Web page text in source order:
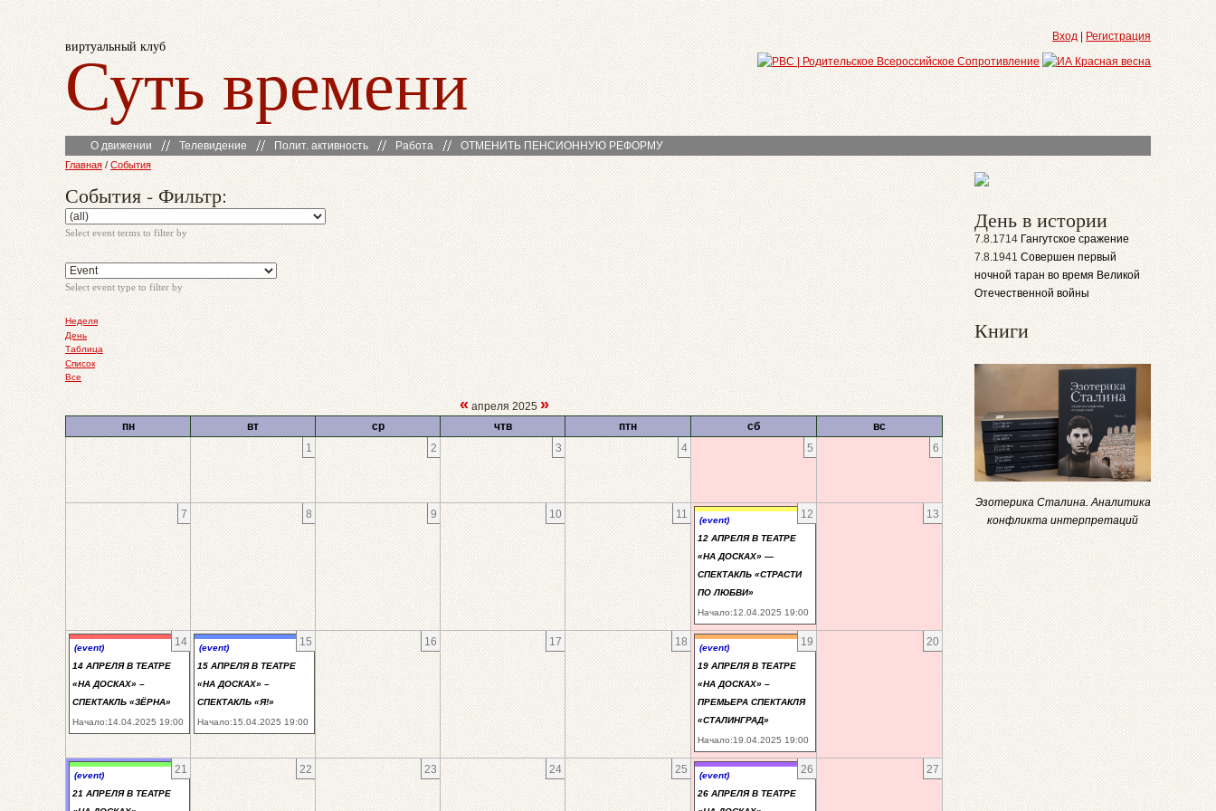
виртуальный клуб
Суть времени
Вход Регистрация
О движении Телевидение Полит. активность Работа ОТМЕНИТЬ ПЕНСИОННУЮ РЕФОРМУ
Главная / События
События - Фильтр:
Select event terms to filter by
Select event type to filter by
Неделя
День
Таблица
Список
Все
«апреля 2025»
пн вт ср чтв птн сб
вс
1
2 3 4 5 6
7 8 9 10 11 12
(event)
12 АПРЕЛЯ В ТЕАТРЕ
«НА ДОСКАХ» —
СПЕКТАКЛЬ «СТРАСТИ
ПО ЛЮБВИ»
Начало:12.04.2025 19:00
13
14
(event)
14 АПРЕЛЯ В ТЕАТРЕ
«НА ДОСКАХ» –
СПЕКТАКЛЬ «ЗЁРНА»
Начало:14.04.2025 19:00
15
(event)
15 АПРЕЛЯ В ТЕАТРЕ
«НА ДОСКАХ» –
СПЕКТАКЛЬ «Я!»
Начало:15.04.2025 19:00
16 17 18 19
(event)
19 АПРЕЛЯ В ТЕАТРЕ
«НА ДОСКАХ» –
ПРЕМЬЕРА СПЕКТАКЛЯ
«СТАЛИНГРАД»
Начало:19.04.2025 19:00
20
21
(event)
21 АПРЕЛЯ В ТЕАТРЕ
22 23 24 25 26
(event)
26 АПРЕЛЯ В ТЕАТРЕ
27
День в истории
7.8.1714 Гангутское сражение
7.8.1941 Совершен первый
ночной таран во время Великой
Отечественной войны
Книги
Эзотерика Сталина. Аналитика
конфликта интерпретаций